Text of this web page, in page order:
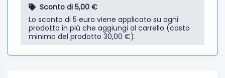
Sconto di 5,00 €
Lo sconto di 5 euro viene applicato su ogni
prodotto in più che aggiungi al carrello (costo
minimo del prodotto 30,00 €).